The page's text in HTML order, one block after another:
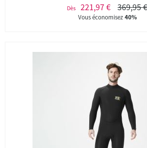
Dès 221,97 € 369,95
Vous économisez40%